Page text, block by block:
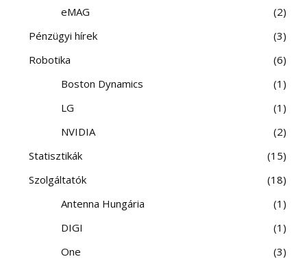
eMAG
2
Pénzügyi hírek
3
Robotika
6
Boston Dynamics
1
LG
1
NVIDIA
2
Statisztikák
15
Szolgáltatók
18
Antenna Hungária
1
DIGI
1
One
3